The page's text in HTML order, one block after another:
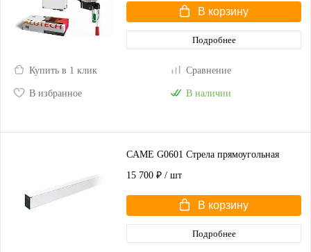
В корзину
Подробнее
Купить в 1 клик Сравнение
В избранное В наличии
CAME G0601 Стрела прямоугольная
15 700 ₽ / шт
В корзину
Подробнее